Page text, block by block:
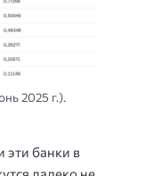
2025 г.).
эти банки в